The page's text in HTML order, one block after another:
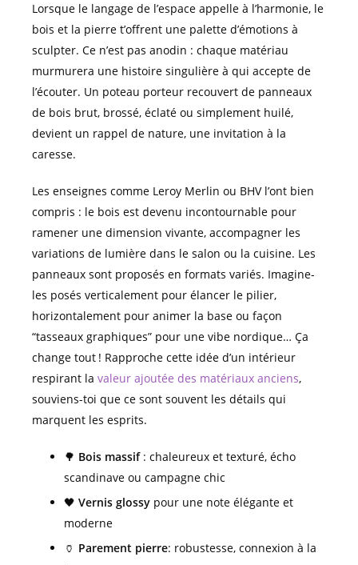
Lorsque le langage de l’espace appelle à l’harmonie, le
bois et la pierre t’offrent une palette d’émotions à
sculpter. Ce n’est pas anodin : chaque matériau
murmurera une histoire singulière à qui accepte de
l’écouter. Un poteau porteur recouvert de panneaux
de bois brut, brossé, éclaté ou simplement huilé,
devient un rappel de nature, une invitation à la
caresse.
Les enseignes comme Leroy Merlin ou BHV l’ont bien
compris : le bois est devenu incontournable pour
ramener une dimension vivante, accompagner les
variations de lumière dans le salon ou la cuisine. Les
panneaux sont proposés en formats variés. Imagine-
les posés verticalement pour élancer le pilier,
horizontalement pour animer la base ou façon
“tasseaux graphiques” pour une vibe nordique… Ça
change tout ! Rapproche cette idée d’un intérieur
respirant la valeur ajoutée des matériaux anciens,
souviens-toi que ce sont souvent les détails qui
marquent les esprits.
🌳 Bois massif: chaleureux et texturé, écho
scandinave ou campagne chic
🖤 Vernis glossy pour une note élégante et
moderne
🏺 Parement pierre: robustesse, connexion à la